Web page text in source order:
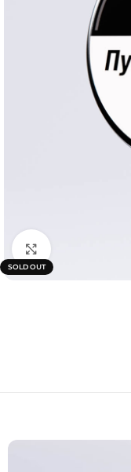
SOLD OUT